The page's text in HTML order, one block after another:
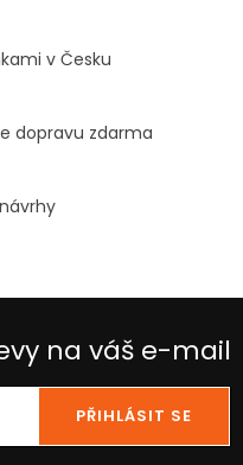
v Česku
dopravu zdarma
na váš e-mail
PŘIHLÁSIT SE